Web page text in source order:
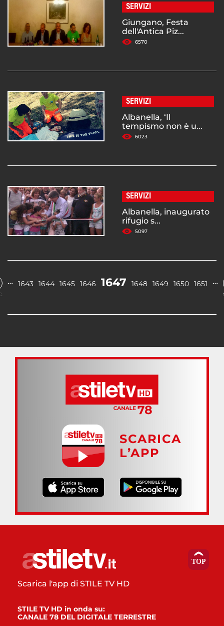
SERVIZI
Giungano, Festa
dell'Antica Piz...
6570
SERVIZI
Albanella, ‘Il
tempismo non è u...
6023
SERVIZI
Albanella, inaugurato
rifugio s...
5097
… 1643 1644 1645 1646 1647 1648 1649 1650 1651 …
SCARICA
L’APP
Scarica l'app di STILE TV HD
STILE TV HD in onda su:
CANALE 78 DEL DIGITALE TERRESTRE